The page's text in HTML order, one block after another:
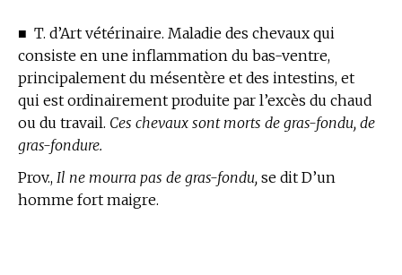
■ T. d’Art vétérinaire. Maladie des chevaux qui
consiste en une inflammation du bas-ventre,
principalement du mésentère et des intestins, et
qui est ordinairement produite par l’excès du chaud
ou du travail. Ces chevaux sont morts de gras-fondu, de
gras-fondure.
Prov., Il ne mourra pas de gras-fondu, se dit D’un
homme fort maigre.